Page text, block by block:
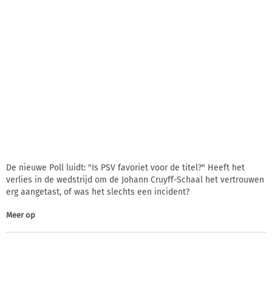
De nieuwe Poll luidt: "Is PSV favoriet voor de titel?" Heeft het
verlies in de wedstrijd om de Johann Cruyff-Schaal het vertrouwen
erg aangetast, of was het slechts een incident?
Meer op